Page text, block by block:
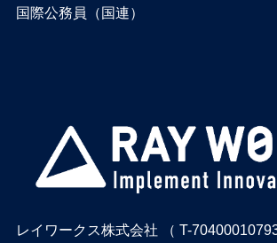
国際公務員（国連）
レイワークス株式会社 （ T-